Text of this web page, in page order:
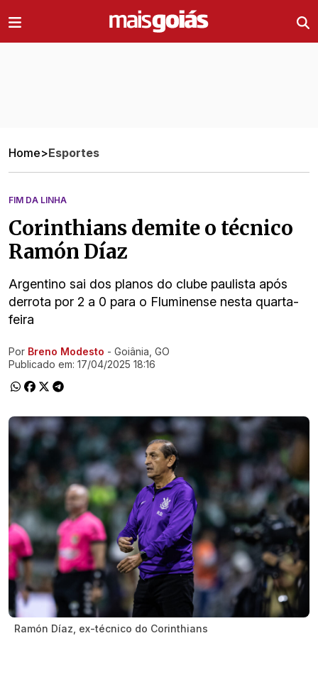
Home>Esportes
FIM DA LINHA
Corinthians demite o técnico
Ramón Díaz
Argentino sai dos planos do clube paulista após
derrota por 2 a 0 para o Fluminense nesta quarta-
feira
Ir direto pra matéria
Por Breno Modesto - Goiânia, GO
Publicado em: 17/04/2025 18:16
Ramón Díaz, ex-técnico do Corinthians